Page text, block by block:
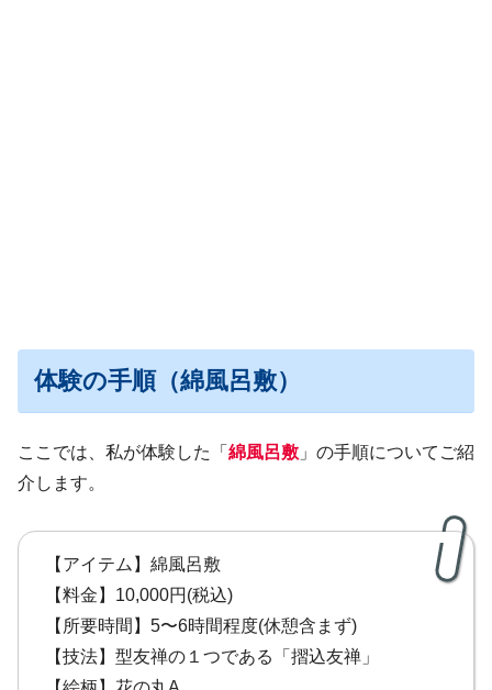
体験の手順（綿風呂敷）
ここでは、私が体験した「 綿風呂敷 」の手順についてご紹
介します。
【アイテム】綿風呂敷
【料金】10,000円(税込)
【所要時間】5〜6時間程度(休憩含まず)
【技法】型友禅の１つである「摺込友禅」